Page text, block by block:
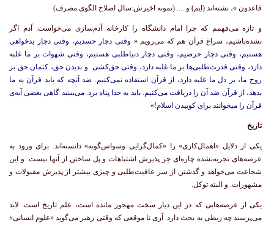
قاعدون »، نشته‌اند (ایم) و .... (نمونه اخیرش:سال اصلاح الگوی مصرف)
و تازه می‌فهمم که چرا امام دانشگاه را کارخانه آدم‌سازی می‌خواست. آدم اگر
نشده‌باشیم، سراغ قرآن هم که می‌رویم « وقتى دچار حسديم، وقتى دچار بدخواهى
هستيم، وقتى دچار حرصيم، وقتى دچار دنياطلبى هستيم، وقتى شهوات بر ما غلبه
دارد، وقتى قدرت‌طلبى‌ها بر ما غلبه دارد، وقتى حق‌كشى و نديدن حق، كتمان حق بر
روح ما، بر دل ما غلبه دارد، از قرآن استفاده نمی‌كنيم. ضد آنچه كه بايد قرآن به ما
بدهد، از قرآن ضد آن را دريافت می‌كنيم. بايد به خدا پناه برد. مى‌بينيد گاهى بعضى آيه‌ى
قرآن را ميخوانند براى كوبيدن اسلام!»
تاریخ
یکی از دلایل «اهمال‌کاری» را «کمال‌گرایی وسواس‌گونه» دانسته‌اند. برای ورود به
عرصه‌های تجربه‌نشده چاره‌ای جز پذیرش اشتباهات و پل ساختن از آنها نیست. و این
شجاعت می‌خواهد و گذشتن از سر عافیت‌طلبی و چیزی بیشتر از پذیرش مقبولات و
مشهورات. و البته توکل.
یکی از عرصه‌هایی که در این دیار سخت مهجور مانده است، علم تاریخ است. لابد
می‌پرسید چه ربطی به بحث دارد. آری تا موقعی که وقتی رهبر می‌گوید «علوم انسانی»